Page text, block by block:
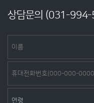
상담문의 (031-994-